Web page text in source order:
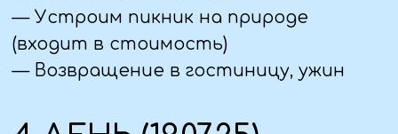
в том числе, подземный
византийский монастырь ( по
желанию, доп.плата 200 руб).
— Экскурсия в станицу Даховская,
подъем на Канатной дороге на
Оттуда открываются красивейшие